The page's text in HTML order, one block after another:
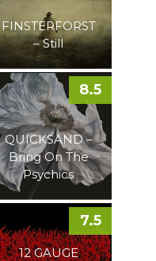
FINSTERFORST
– Still
QUICKSAND –
Bring On The
Psychics
8.5
12 GAUGE
7.5